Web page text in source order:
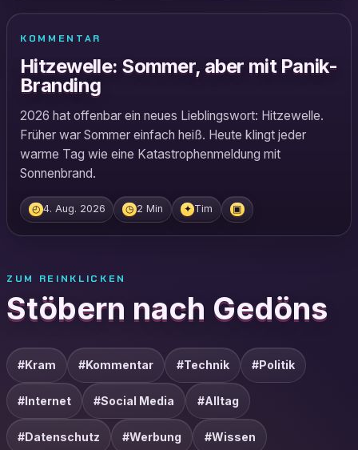
KOMMENTAR
Hitzewelle: Sommer, aber mit Panik-
Branding
2026 hat offenbar ein neues Lieblingswort: Hitzewelle.
Früher war Sommer einfach heiß. Heute klingt jeder
warme Tag wie eine Katastrophenmeldung mit
Sonnenbrand.
◴ 4. Aug. 2026 ◷ 2 Min ✦ Tim ▣
ZUM REINKLICKEN
Stöbern nach Gedöns
#Kram #Kommentar #Technik #Politik
#Internet #Social Media #Alltag
#Datenschutz #Werbung #Wissen